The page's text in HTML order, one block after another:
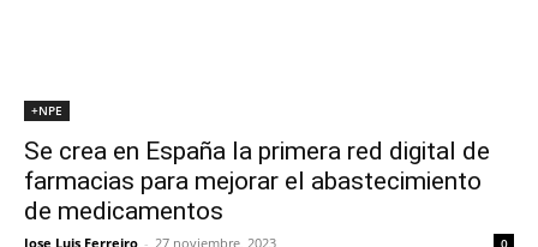
+NPE
Se crea en España la primera red digital de
farmacias para mejorar el abastecimiento
de medicamentos
Jose Luis Ferreiro - 27 noviembre, 2023 0